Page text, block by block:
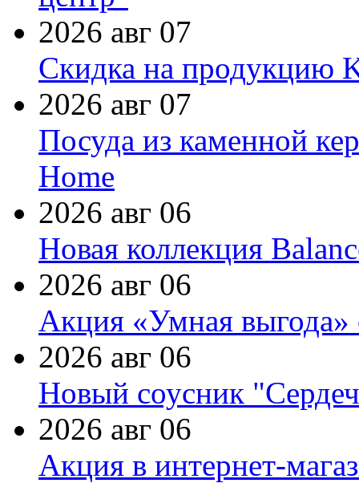
2026 авг 07
Скидка на продукцию
2026 авг 07
Посуда из каменной
Home
2026 авг 06
Новая коллекция
2026 авг 06
Акция «Умная выгода»
2026 авг 06
Новый соусник
2026 авг 06
Акция в интернет-